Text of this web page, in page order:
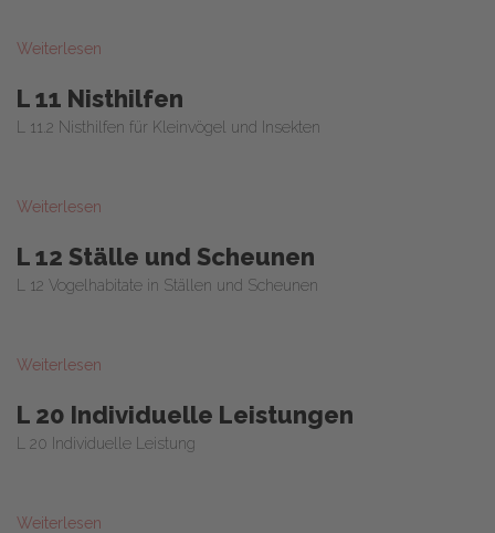
Weiterlesen
L 11 Nisthilfen
L 11.2 Nisthilfen für Kleinvögel und Insekten
Weiterlesen
L 12 Ställe und Scheunen
L 12 Vogelhabitate in Ställen und Scheunen
Weiterlesen
L 20 Individuelle Leistungen
L 20 Individuelle Leistung
Weiterlesen